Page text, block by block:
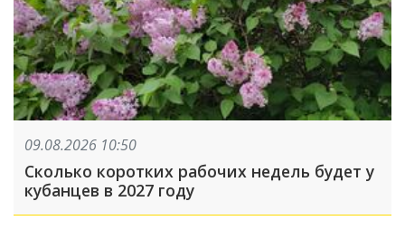
09.08.2026 10:50
Сколько коротких рабочих недель будет у
кубанцев в 2027 году